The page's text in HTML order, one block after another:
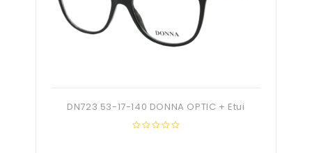
DN723 53-17-140 DONNA OPTIC + Etui